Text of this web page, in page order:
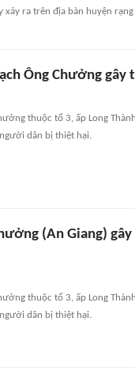
ra trên địa bàn huyện
Ông Chưởng
thuộc tổ 3, ấp Long
dân bị thiệt hại.
(An Giang)
thuộc tổ 3, ấp Long
dân bị thiệt hại.